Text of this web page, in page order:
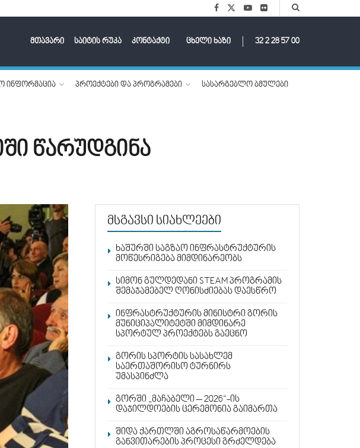
მთავარი საიტის რუკა კონტაქტი ცხელი ხაზი 32 2 28 57 00
ინფორმაცია პროექტები და პროგრამები სასარგებლო ბმულები
წარუდგინა
მსგავსი სიახლეები
ხაშურში საგზაო ინფრასტრუქტურის
მოწესრიგება მიმდინარეობს
სიმონ გულდედანი STEAM პროგრამის
შემაჯამებელ ღონისძიებას დაესწრო
ინფრასტრუქტურის მინისტრი გორის
მუნიციპალიტეტში მიმდინარე
სპორტულ პროექტებს გაეცნო
გორის სპორტის სასახლემ
საერთაშორისო ტურნირს
უმასპინძლა
გორში „მაჩაბელი – 2026“-ის
დაჯილდოების ცერემონია გაიმართა
შიდა ქართლში აგროსაწარმოების
განვითარების პროცესი გრძელდება